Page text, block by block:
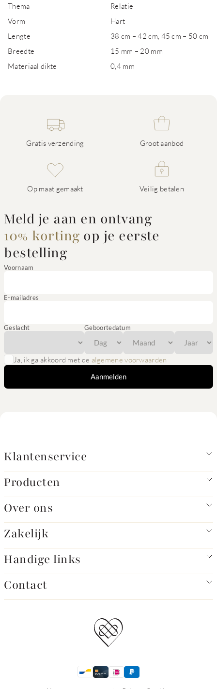
Thema
Relatie
Vorm
Hart
Lengte
38 cm – 42 cm, 45 cm – 50 cm
Breedte
15 mm – 20 mm
Materiaal dikte
0,4 mm
Gratis verzending Groot aanbod
Op maat gemaakt Veilig betalen
Meld je aan en ontvang
10% korting op je eerste
bestelling
Voornaam
E-mailadres
Geslacht Geboortedatum
Ja, ik ga akkoord met de algemene voorwaarden
Aanmelden
Klantenservice
Producten
Over ons
Zakelijk
Handige links
Contact